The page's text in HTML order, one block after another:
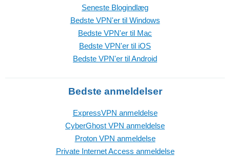
Seneste Blogindlæg
Bedste VPN'er til Windows
Bedste VPN'er til Mac
Bedste VPN'er til iOS
Bedste VPN'er til Android
Bedste anmeldelser
ExpressVPN anmeldelse
CyberGhost VPN anmeldelse
Proton VPN anmeldelse
Private Internet Access anmeldelse